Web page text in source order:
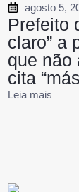
agosto 5,
Prefeito
claro” a
que não
cita
Leia mais